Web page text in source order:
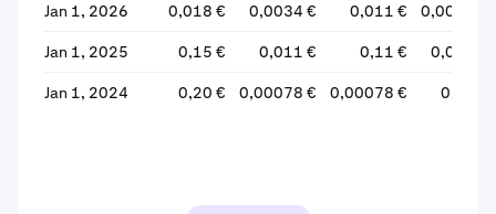
Jan 1, 2026
0,018 € 0,0034 € 0,011 € 0,0037 €
Jan 1, 2025 0,15 € 0,011 € 0,11 € 0,012 €
Jan 1, 2024 0,20 € 0,00078 € 0,00078 € 0,11 €